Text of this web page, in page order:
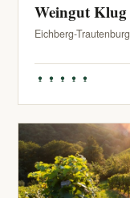
Weingut Klug
Eichberg-Trautenburg